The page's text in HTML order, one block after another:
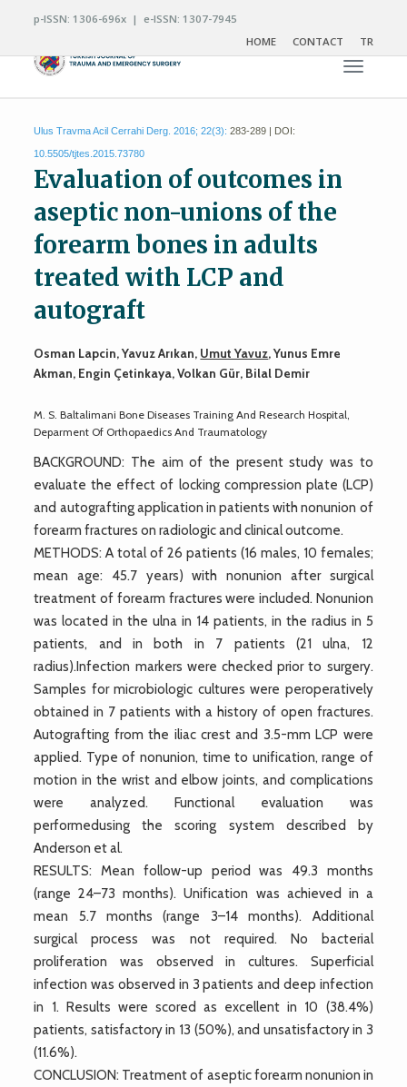
p-ISSN: 1306-696x | e-ISSN: 1307-7945
HOME
CONTACT TR
Toggle
Ulus Travma Acil Cerrahi Derg. 2016; 22(3): 283-289 | DOI:
10.5505/tjtes.2015.73780
Evaluation of outcomes in
aseptic non-unions of the
forearm bones in adults
treated with LCP and
autograft
Osman Lapcin, Yavuz Arıkan, Umut Yavuz, Yunus Emre
Akman, Engin Çetinkaya, Volkan Gür, Bilal Demir
M. S. Baltalimani Bone Diseases Training And Research Hospital,
Deparment Of Orthopaedics And Traumatology
BACKGROUND: The aim of the present study was to
evaluate the effect of locking compression plate (LCP)
and autografting application in patients with nonunion of
forearm fractures on radiologic and clinical outcome.
METHODS: A total of 26 patients (16 males, 10 females;
mean age: 45.7 years) with nonunion after surgical
treatment of forearm fractures were included. Nonunion
was located in the ulna in 14 patients, in the radius in 5
patients, and in both in 7 patients (21 ulna, 12
radius).Infection markers were checked prior to surgery.
Samples for microbiologic cultures were peroperatively
obtained in 7 patients with a history of open fractures.
Autografting from the iliac crest and 3.5-mm LCP were
applied. Type of nonunion, time to unification, range of
motion in the wrist and elbow joints, and complications
were analyzed. Functional evaluation was
performedusing the scoring system described by
Anderson et al.
RESULTS: Mean follow-up period was 49.3 months
(range 24–73 months). Unification was achieved in a
mean 5.7 months (range 3–14 months). Additional
surgical process was not required. No bacterial
proliferation was observed in cultures. Superficial
infection was observed in 3 patients and deep infection
in 1. Results were scored as excellent in 10 (38.4%)
patients, satisfactory in 13 (50%), and unsatisfactory in 3
(11.6%).
CONCLUSION: Treatment of aseptic forearm nonunion in